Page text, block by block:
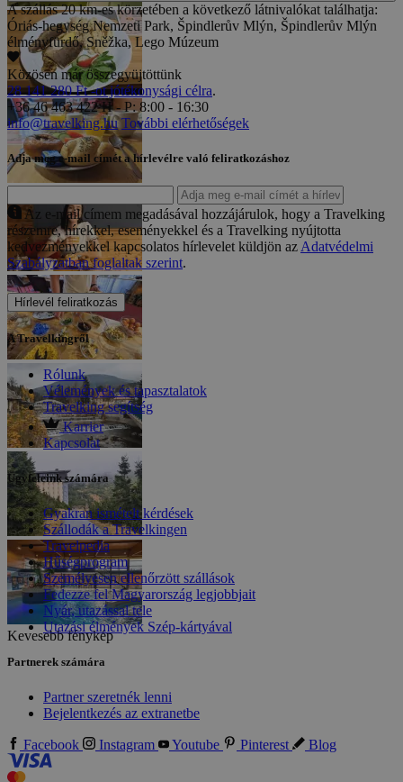
Kevesebb fénykép
A szállás 20 km-es körzetében a következő látnivalókat találhatja:
Óriás-hegység Nemzeti Park, Špindlerův Mlýn, Špindlerův Mlýn
élményfürdő, Sněžka, Lego Múzeum
Közösen már összegyüjtöttünk
28 141 280 Ft -ot jótékonysági célra.
+36 46 463 422 H - P: 8:00 - 16:30
info@travelking.hu További elérhetőségek
Adja meg e-mail címét a hírlevélre való feliratkozáshoz
Az e-mail címem megadásával hozzájárulok, hogy a Travelking
részemre, hírekkel, eseményekkel és a Travelking nyújtotta
kedvezményekkel kapcsolatos hírlevelet küldjön az Adatvédelmi
Szabályzatban foglaltak szerint.
Hírlevél feliratkozás
A Travelkingről
Rólunk
Vélemények és tapasztalatok
Travelking segítség
Karrier
Kapcsolat
Ügyfeleink számára
Gyakran ismételt kérdések
Szállodák a Travelkingen
Travelpedia
Hűségprogram
Személyesen ellenőrzött szállások
Fedezze fel Magyarország legjobbjait
Nyár, utazással tele
Utazási élmények Szép-kártyával
Partnerek számára
Partner szeretnék lenni
Bejelentkezés az extranetbe
Facebook Instagram Youtube Pinterest Blog